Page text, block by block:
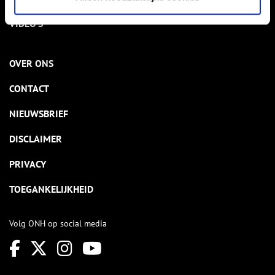
VIDEO’S
OVER ONS
CONTACT
NIEUWSBRIEF
DISCLAIMER
PRIVACY
TOEGANKELIJKHEID
Volg ONH op social media